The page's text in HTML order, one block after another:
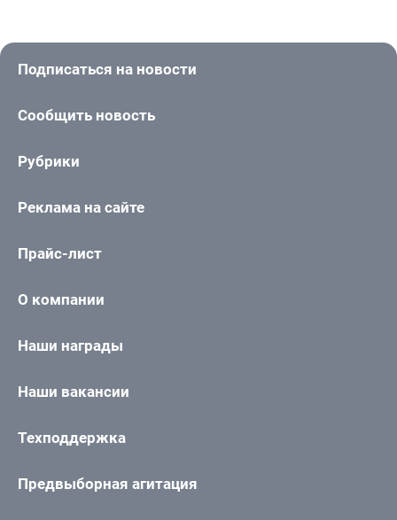
Подписаться на новости
Сообщить новость
Рубрики
Реклама на сайте
Прайс-лист
О компании
Наши награды
Наши вакансии
Техподдержка
Предвыборная агитация